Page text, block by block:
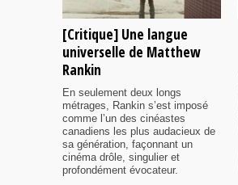
[Critique] Une langue
universelle de Matthew
Rankin
En seulement deux longs
métrages, Rankin s’est imposé
comme l’un des cinéastes
canadiens les plus audacieux de
sa génération, façonnant un
cinéma drôle, singulier et
profondément évocateur.